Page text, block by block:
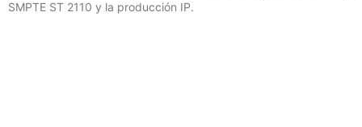
SMPTE ST 2110 y la producción IP.